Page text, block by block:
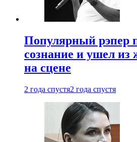
Популярный рэпер
сознание и ушел из
на сцене
2 года спустя2 года спустя